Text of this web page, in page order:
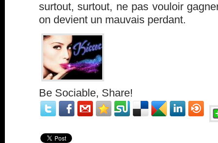
surtout, surtout, ne pas vouloir
on devient un mauvais perdant.
Be Sociable, Share!